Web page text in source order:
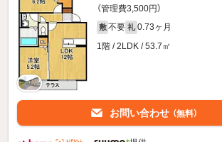
（管理費3,500円）
敷 不要 礼 0.73ヶ月
1階 / 2LDK / 53.7㎡
お問い合わせ （無料）